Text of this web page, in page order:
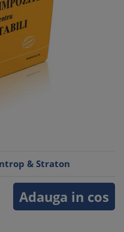
& Straton
Adauga in cos